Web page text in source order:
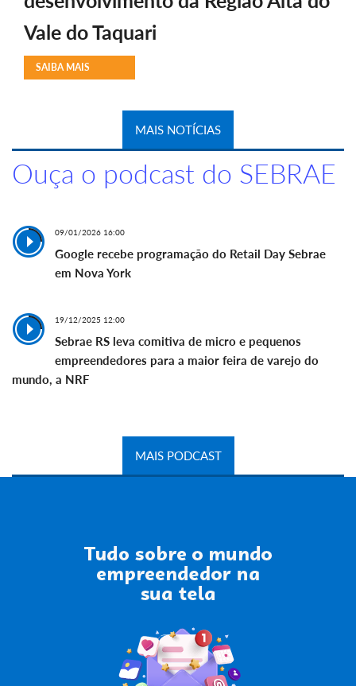
Vale do Taquari
SAIBA MAIS
MAIS NOTÍCIAS
Ouça o podcast do SEBRAE
09/01/2026 16:00
Google recebe programação do Retail Day Sebrae
em Nova York
19/12/2025 12:00
Sebrae RS leva comitiva de micro e pequenos
empreendedores para a maior feira de varejo do
mundo, a NRF
MAIS PODCAST